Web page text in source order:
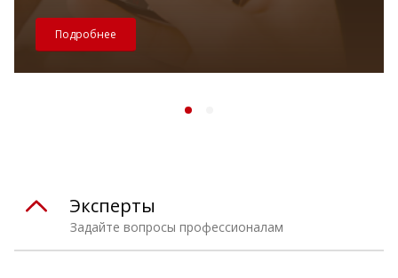
Подробнее
Задайте вопросы профессионалам
Эксперты